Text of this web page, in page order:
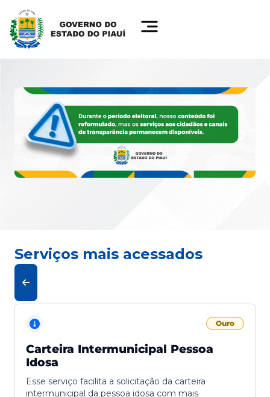
Serviços mais acessados
Ouro
Carteira Intermunicipal Pessoa
Idosa
Esse serviço facilita a solicitação da carteira
intermunicipal da pessoa idosa com mais